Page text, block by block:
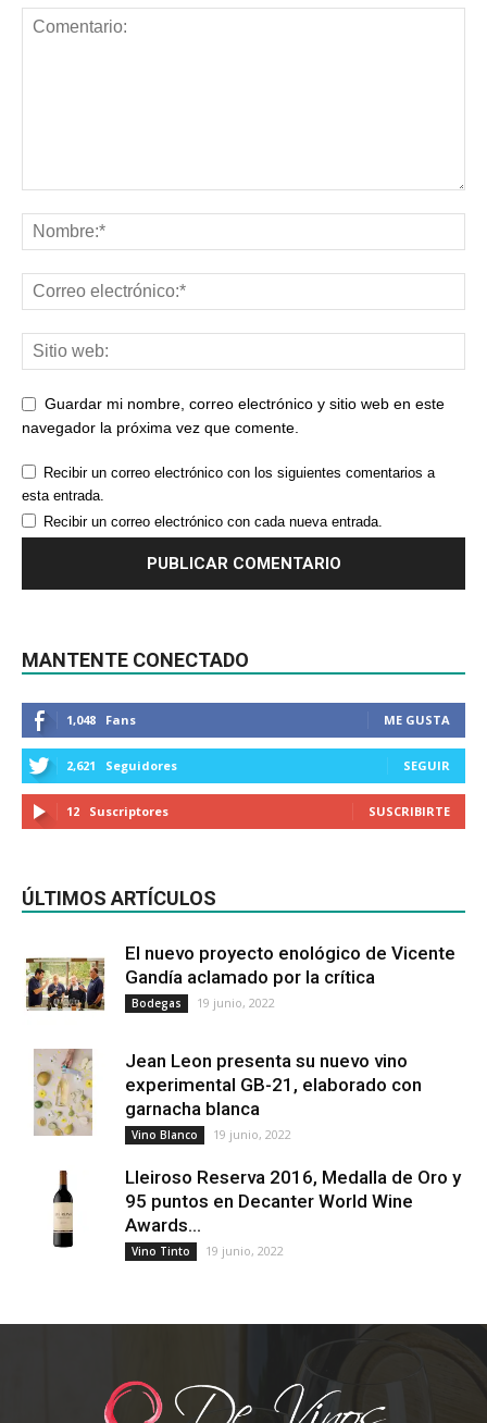
Guardar mi nombre, correo electrónico y sitio web en este
navegador la próxima vez que comente.
Recibir un correo electrónico con los siguientes comentarios a
esta entrada.
Recibir un correo electrónico con cada nueva entrada.
MANTENTE CONECTADO
1,048 Fans ME GUSTA
2,621 Seguidores SEGUIR
12 Suscriptores SUSCRIBIRTE
ÚLTIMOS ARTÍCULOS
El nuevo proyecto enológico de Vicente
Gandía aclamado por la crítica
Bodegas 19 junio, 2022
Jean Leon presenta su nuevo vino
experimental GB-21, elaborado con
garnacha blanca
Vino Blanco 19 junio, 2022
Lleiroso Reserva 2016, Medalla de Oro y
95 puntos en Decanter World Wine
Awards...
Vino Tinto 19 junio, 2022